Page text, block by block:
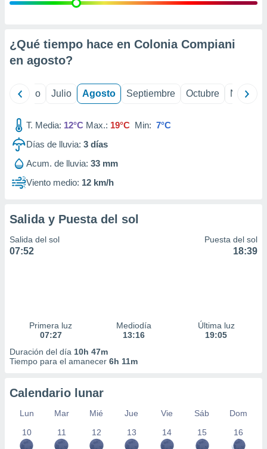
e
mediante
de
1199
¿Qué tiempo hace en Colonia Compiani
en agosto?
Junio Julio Agosto Septiembre Octubre
T. Media: 12°C Max.: 19°C Min: 7°C
Días de lluvia: 3 días
Acum. de lluvia: 33 mm
Viento medio: 12 km/h
Salida y Puesta del sol
Salida del sol
07:52
Puesta del sol
18:39
Primera luz
07:27
Mediodía
13:16
Última luz
19:05
Duración del día 10h 47m
Tiempo para el amanecer 6h 11m
Calendario lunar
Lun Mar Mié Jue Vie Sáb
Dom
10
11 12 13 14 15 16